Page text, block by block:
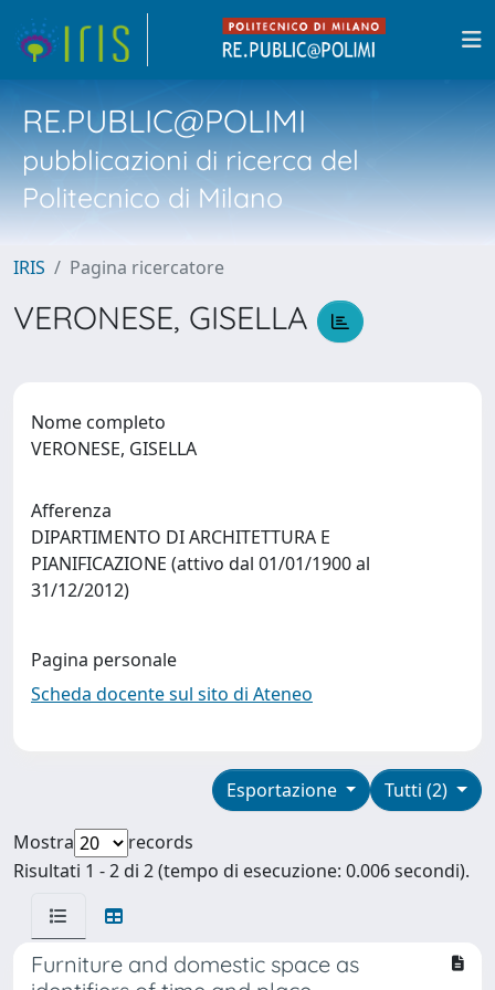
RE.PUBLIC@POLIMI
pubblicazioni di ricerca del
Politecnico di Milano
IRIS Pagina ricercatore
VERONESE, GISELLA
Nome completo
VERONESE, GISELLA
Afferenza
DIPARTIMENTO DI ARCHITETTURA E
PIANIFICAZIONE (attivo dal 01/01/1900 al
31/12/2012)
Pagina personale
Scheda docente sul sito di Ateneo
Tutti (2)
Esportazione
Mostra
records
Risultati 1 - 2 di 2 (tempo di esecuzione: 0.006 secondi).
Furniture and domestic space as